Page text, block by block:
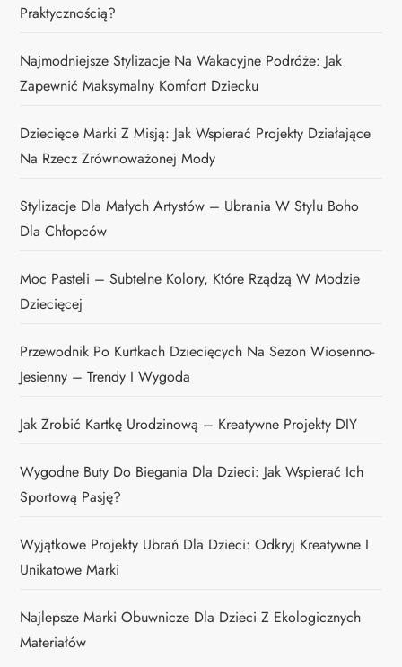
Praktycznością?
Najmodniejsze Stylizacje Na Wakacyjne Podróże: Jak
Zapewnić Maksymalny Komfort Dziecku
Dziecięce Marki Z Misją: Jak Wspierać Projekty Działające
Na Rzecz Zrównoważonej Mody
Stylizacje Dla Małych Artystów – Ubrania W Stylu Boho
Dla Chłopców
Moc Pasteli – Subtelne Kolory, Które Rządzą W Modzie
Dziecięcej
Przewodnik Po Kurtkach Dziecięcych Na Sezon Wiosenno-
Jesienny – Trendy I Wygoda
Jak Zrobić Kartkę Urodzinową – Kreatywne Projekty DIY
Wygodne Buty Do Biegania Dla Dzieci: Jak Wspierać Ich
Sportową Pasję?
Wyjątkowe Projekty Ubrań Dla Dzieci: Odkryj Kreatywne I
Unikatowe Marki
Najlepsze Marki Obuwnicze Dla Dzieci Z Ekologicznych
Materiałów